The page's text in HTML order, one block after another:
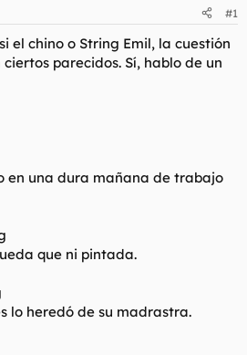
#1
el chino o String Emil, la cuestión
parecidos. Sí, hablo de un
en una dura mañana de trabajo
que ni pintada.
lo heredó de su madrastra.